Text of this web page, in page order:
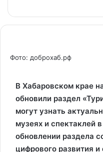
Фото: доброхаб.рф
В Хабаровском крае
обновили раздел
могут узнать
музеях и спектаклей
обновлении раздела
цифрового развития